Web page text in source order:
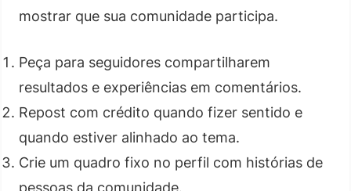
mostrar que sua comunidade participa.
Peça para seguidores compartilharem
resultados e experiências em comentários.
Repost com crédito quando fizer sentido e
quando estiver alinhado ao tema.
Crie um quadro fixo no perfil com histórias de
pessoas da comunidade.